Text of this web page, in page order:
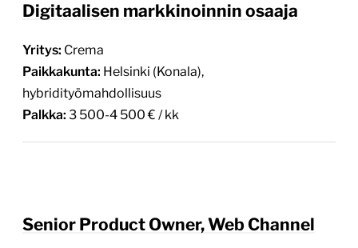
Digitaalisen markkinoinnin osaaja
Yritys: Crema
Paikkakunta: Helsinki (Konala),
hybridityömahdollisuus
Palkka: 3 500-4 500 € / kk
Senior Product Owner, Web Channel